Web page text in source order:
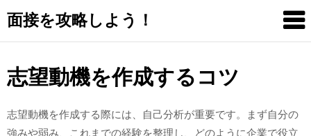
to
content
面接を攻略しよう！
志望動機を作成するコツ
志望動機を作成する際には、自己分析が重要です。まず自分の
強みや弱み、これまでの経験を整理し、どのように企業で役立